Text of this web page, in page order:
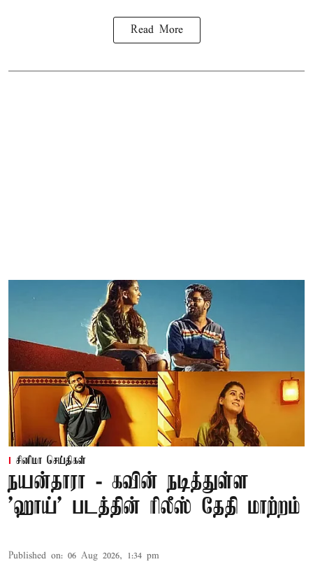
Read More
சினிமா செய்திகள்
நயன்தாரா - கவின் நடித்துள்ள
'ஹாய்' படத்தின் ரிலீஸ் தேதி மாற்றம்
Published on: 06 Aug 2026, 1:34 pm